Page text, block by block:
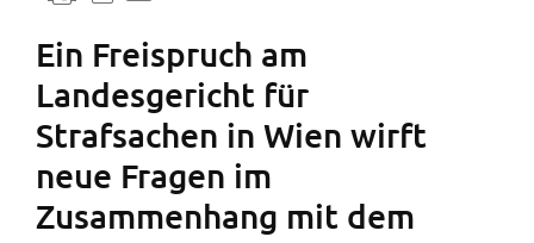
Ein Freispruch am
Landesgericht für
Strafsachen in Wien wirft
neue Fragen im
Zusammenhang mit dem